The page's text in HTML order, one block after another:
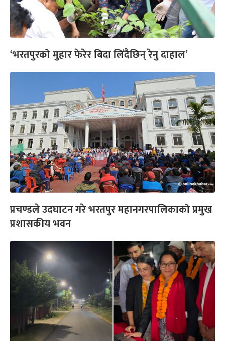
‘भरतपुरको मुहार फेरेर बिदा लिंदैछिन् रेनु दाहाल’
प्रचण्डले उदघाटन गरे भरतपुर महानगरपालिकाको प्रमुख
प्रशासकीय भवन